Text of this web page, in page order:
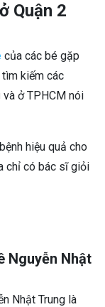
Quận 2
của các bé gặp
tìm kiếm các
ở TPHCM nói
hiệu quả cho
chỉ có bác sĩ giỏi
Nguyễn Nhật
Nhật Trung là